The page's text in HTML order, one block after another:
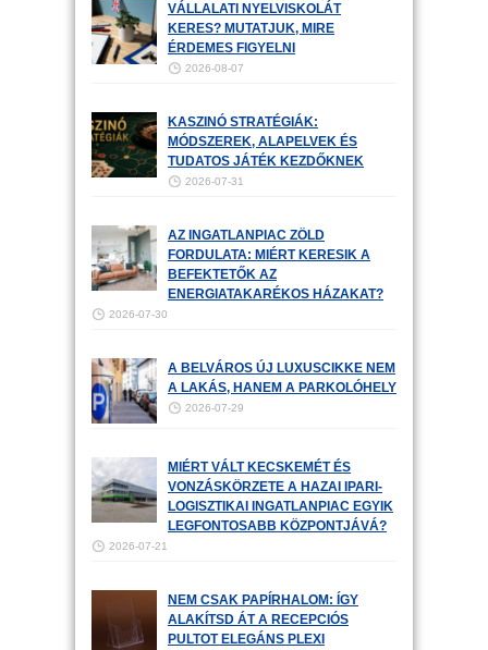
VÁLLALATI NYELVISKOLÁT
KERES? MUTATJUK, MIRE
ÉRDEMES FIGYELNI
2026-08-07
KASZINÓ STRATÉGIÁK:
MÓDSZEREK, ALAPELVEK ÉS
TUDATOS JÁTÉK KEZDŐKNEK
2026-07-31
AZ INGATLANPIAC ZÖLD
FORDULATA: MIÉRT KERESIK A
BEFEKTETŐK AZ
ENERGIATAKARÉKOS HÁZAKAT?
2026-07-30
A BELVÁROS ÚJ LUXUSCIKKE NEM
A LAKÁS, HANEM A PARKOLÓHELY
2026-07-29
MIÉRT VÁLT KECSKEMÉT ÉS
VONZÁSKÖRZETE A HAZAI IPARI-
LOGISZTIKAI INGATLANPIAC EGYIK
LEGFONTOSABB KÖZPONTJÁVÁ?
2026-07-21
NEM CSAK PAPÍRHALOM: ÍGY
ALAKÍTSD ÁT A RECEPCIÓS
PULTOT ELEGÁNS PLEXI